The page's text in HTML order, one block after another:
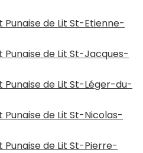
de Lit St-Etienne-
de Lit St-Jacques-
de Lit St-Léger-du-
de Lit St-Nicolas-
de Lit St-Pierre-